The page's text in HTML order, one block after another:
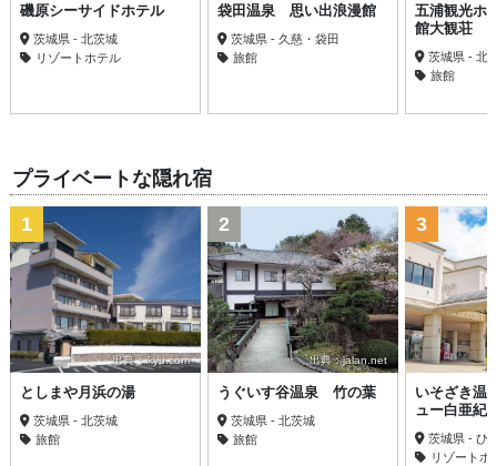
磯原シーサイドホテル
茨城県 - 北茨城
リゾートホテル
袋田温泉 思い出浪漫館
茨城県 - 久慈・袋田
旅館
五浦観光ホ
館大観荘
茨城県 - 北
旅館
プライベートな隠れ宿
出典：ikyu.com
1
としまや月浜の湯
茨城県 - 北茨城
旅館
出典：jalan.net
2
うぐいす谷温泉 竹の葉
茨城県 - 北茨城
旅館
3
いそざき温
ュー白亜紀
茨城県 - ひ
リゾートホ